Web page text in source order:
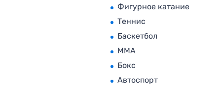
Фигурное катание
Теннис
Баскетбол
MMA
Бокс
Автоспорт